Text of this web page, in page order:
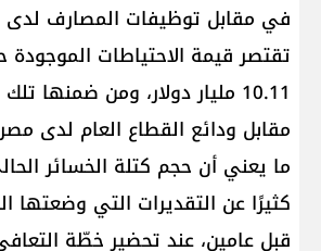
في مقابل توظيفات المصارف لدى
تقتصر قيمة الاحتياطات الموجودة
10.11 مليار دولار، ومن ضمنها
مقابل ودائع القطاع العام لدى
ما يعني أن حجم كتلة الخسائر
كثيرًا عن التقديرات التي وضعتها
قبل عامين، عند تحضير خطّة